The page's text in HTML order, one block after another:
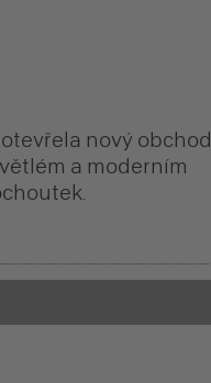
nový obchod.
a moderním